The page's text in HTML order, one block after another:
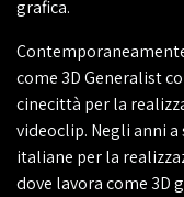
grafica.
come 3D Generalist
cinecittà per la
videoclip. Negli anni
italiane per la
dove lavora come 3D